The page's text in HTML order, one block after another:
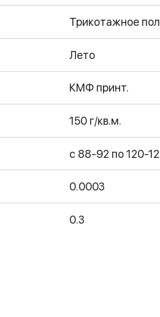
Трикотажное
Лето
КМФ принт.
150 г/кв.м.
с 88-92 по 120-
0.0003
0.3